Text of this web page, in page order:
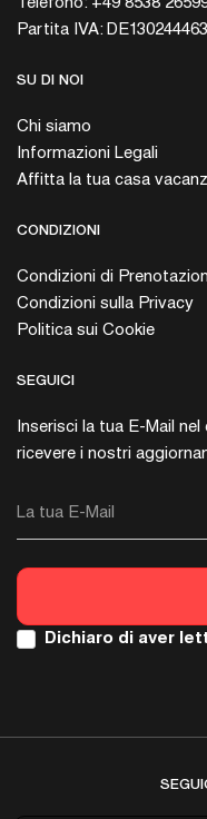
Telefono: +49 8538
Partita IVA: DE130244463
SU DI NOI
Chi siamo
Informazioni Legali
Affitta la tua casa
CONDIZIONI
Condizioni di
Condizioni sulla Privacy
Politica sui Cookie
SEGUICI
Inserisci la tua E-Mail
ricevere i nostri
La tua E-Mail
Dichiaro di aver